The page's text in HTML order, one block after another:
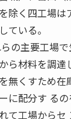
除く四工場
ている。
の主要工場で
ら材料を調
無くすため在
に配分す る
て工場から